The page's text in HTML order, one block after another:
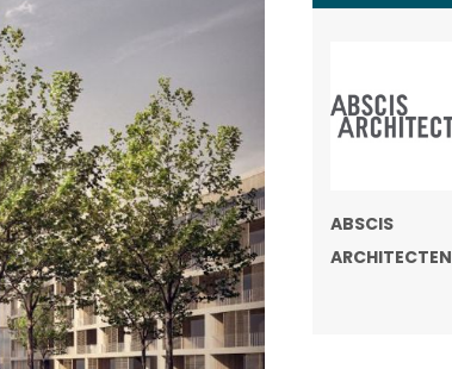
ABSCIS
ARCHITECTEN